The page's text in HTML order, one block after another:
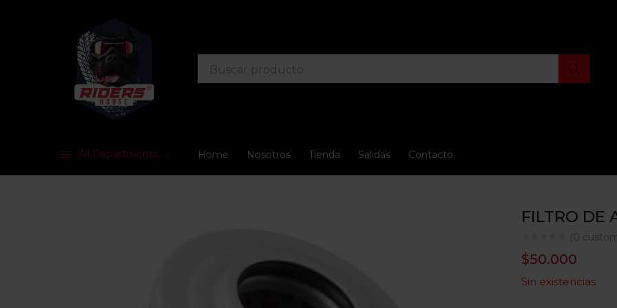
All Departments Home Nosotros Tienda Salidas Contacto
FILTRO DE
(0
$50.000
Sin existencias